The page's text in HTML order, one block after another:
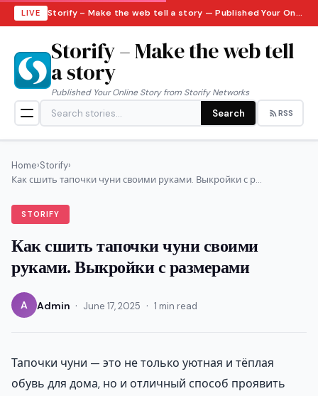
LIVE Storify – Make the web tell a story — Published Your Online Story from Storify Networks · Friday, August 7, 2026
Storify – Make the web tell
a story
Published Your Online Story from Storify Networks
Search RSS
Home›Storify›
Как сшить тапочки чуни своими руками. Выкройки с р...
STORIFY
Как сшить тапочки чуни своими
руками. Выкройки с размерами
A Admin · June 17, 2025 · 1 min read
Тапочки чуни — это не только уютная и тёплая
обувь для дома, но и отличный способ проявить